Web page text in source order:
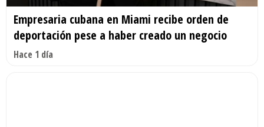
Empresaria cubana en Miami recibe orden de
deportación pese a haber creado un negocio
Hace 1 día